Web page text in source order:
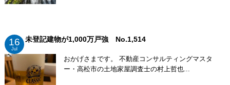
16
Jul
未登記建物が1,000万戸強 No.1,514
おかげさまです。 不動産コンサルティングマスタ
ー・高松市の土地家屋調査士の村上哲也...